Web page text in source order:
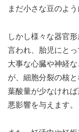
まだ小さな豆のよ
しかし様々な器官
言われ、胎児にと
大事な心臓や神経
が、細胞分裂の核
葉酸量が少なけれ
悪影響を与えます。